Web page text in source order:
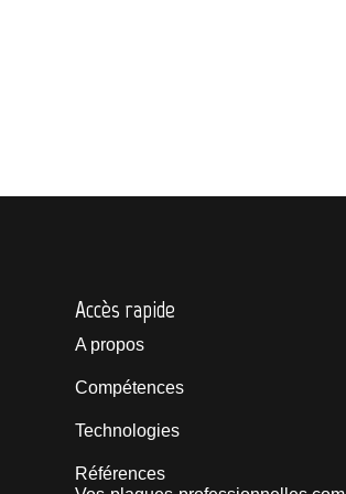
Accès rapide
A propos
Compétences
Technologies
Références